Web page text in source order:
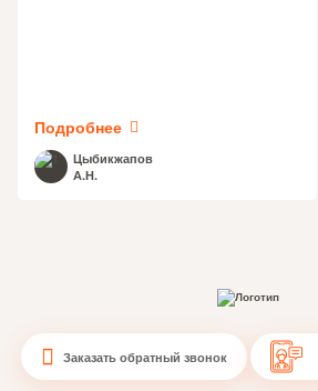
Подробнее
Цыбикжапов
А.Н.
Заказать обратный звонок